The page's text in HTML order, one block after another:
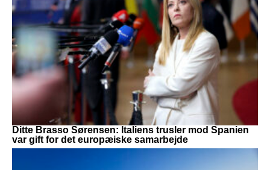
Ditte Brasso Sørensen: Italiens trusler mod Spanien
var gift for det europæiske samarbejde